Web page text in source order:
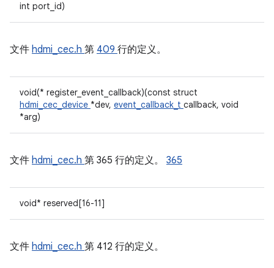
int port_id)
文件 hdmi_cec.h 第 409 行的定义。
void(* register_event_callback)(const struct
hdmi_cec_device *dev, event_callback_t callback, void
*arg)
文件 hdmi_cec.h 第 365 行的定义。 365
void* reserved[16-11]
文件 hdmi_cec.h 第 412 行的定义。